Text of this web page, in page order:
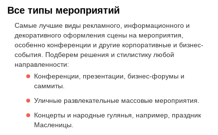
Все типы мероприятий
Самые лучшие виды рекламного, информационного и
декоративного оформления сцены на мероприятия,
особенно конференции и другие корпоративные и бизнес-
события. Подберем решения и стилистику любой
направленности:
Конференции, презентации, бизнес-форумы и
саммиты.
Уличные развлекательные массовые мероприятия.
Концерты и народные гулянья, например, праздник
Масленицы.